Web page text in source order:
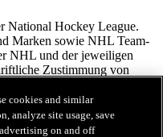
National Hockey League.
Marken sowie NHL Team-
NHL und der jeweiligen
Zustimmung von
Trikots, die mit den
versehen sind, sind offiziell
Die Wortmarke Zamboni
cookies and similar
analyze site usage, save
on and off